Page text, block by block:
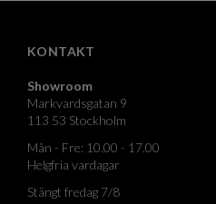
KONTAKT
Showroom
Markvardsgatan 9
113 53 Stockholm
Mån - Fre: 10.00 - 17.00
Helgfria vardagar
Stängt fredag 7/8